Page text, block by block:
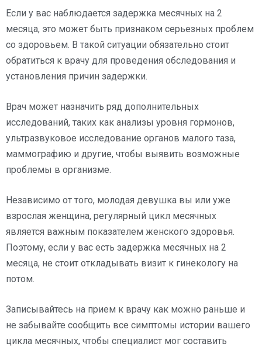
Если у вас наблюдается задержка месячных на 2
месяца, это может быть признаком серьезных проблем
со здоровьем. В такой ситуации обязательно стоит
обратиться к врачу для проведения обследования и
установления причин задержки.
Врач может назначить ряд дополнительных
исследований, таких как анализы уровня гормонов,
ультразвуковое исследование органов малого таза,
маммографию и другие, чтобы выявить возможные
проблемы в организме.
Независимо от того, молодая девушка вы или уже
взрослая женщина, регулярный цикл месячных
является важным показателем женского здоровья.
Поэтому, если у вас есть задержка месячных на 2
месяца, не стоит откладывать визит к гинекологу на
потом.
Записывайтесь на прием к врачу как можно раньше и
не забывайте сообщить все симптомы истории вашего
цикла месячных, чтобы специалист мог составить